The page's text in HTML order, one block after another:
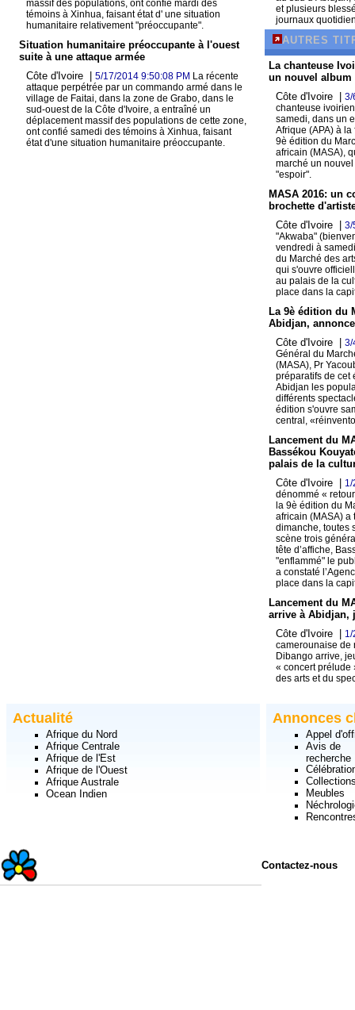
massif des populations, ont confié mardi des
témoins à Xinhua, faisant état d' une situation
humanitaire relativement "préoccupante".
Situation humanitaire préoccupante à l'ouest
suite à une attaque armée
Côte d'Ivoire | 5/17/2014 9:50:08 PM La récente
attaque perpétrée par un commando armé dans le
village de Faitai, dans la zone de Grabo, dans le
sud-ouest de la Côte d'Ivoire, a entraîné un
déplacement massif des populations de cette zone,
ont confié samedi des témoins à Xinhua, faisant
état d'une situation humanitaire préoccupante.
et plusieurs
journaux
AUTRES
La chanteuse
un nouvel
Côte d'Ivoire | 3/
chanteuse
samedi, dans un
Afrique (APA) à
9è édition du
africain (MASA),
marché un
"espoir".
MASA 2016: un
brochette
Côte d'Ivoire | 3/
"Akwaba"
vendredi à
du Marché des
qui s'ouvre
au palais de la
place dans la
La 9è édition du
Abidjan,
Côte d'Ivoire | 3/
Général du
(MASA), Pr
préparatifs de cet
Abidjan les
différents
édition s'ouvre
central,
Lancement du
Bassékou
palais de la
Côte d'Ivoire |
dénommé «
la 9è édition du
africain (MASA) a
dimanche, toutes
scène trois
tête d’affiche,
"enflammé" le
a constaté
place dans la
Lancement du
arrive à Abidjan,
Côte d'Ivoire |
camerounaise de
Dibango arrive,
« concert prélude
des arts et du
Actualité
Afrique du Nord
Afrique Centrale
Afrique de l'Est
Afrique de l'Ouest
Afrique Australe
Ocean Indien
Annonces
Appel
Avis de
recherche
Meubles
Contactez-nous